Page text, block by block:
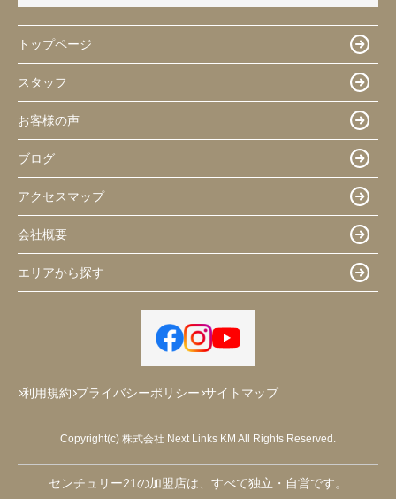
トップページ
スタッフ
お客様の声
ブログ
アクセスマップ
会社概要
エリアから探す
利用規約 プライバシーポリシー サイトマップ
Copyright(c) 株式会社 Next Links KM All Rights Reserved.
センチュリー21の加盟店は、すべて独立・自営です。